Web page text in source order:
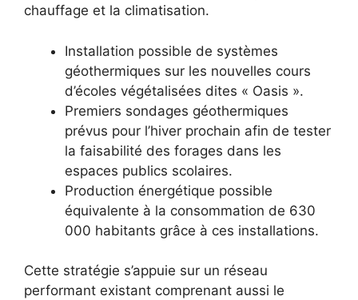
chauffage et la climatisation.
Installation possible de systèmes
géothermiques sur les nouvelles cours
d’écoles végétalisées dites « Oasis ».
Premiers sondages géothermiques
prévus pour l’hiver prochain afin de tester
la faisabilité des forages dans les
espaces publics scolaires.
Production énergétique possible
équivalente à la consommation de 630
000 habitants grâce à ces installations.
Cette stratégie s’appuie sur un réseau
performant existant comprenant aussi le